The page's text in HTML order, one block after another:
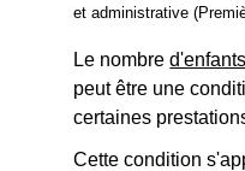
et administrative
Le nombre
peut être une
certaines
Cette condition